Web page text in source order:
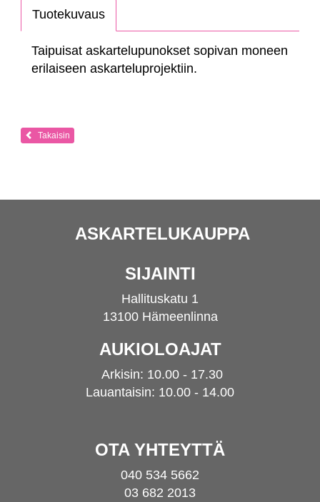
Tuotekuvaus
Taipuisat askartelupunokset sopivan moneen
erilaiseen askarteluprojektiin.
Takaisin
ASKARTELUKAUPPA
SIJAINTI
Hallituskatu 1
13100 Hämeenlinna
AUKIOLOAJAT
Arkisin: 10.00 - 17.30
Lauantaisin: 10.00 - 14.00
OTA YHTEYTTÄ
040 534 5662
03 682 2013